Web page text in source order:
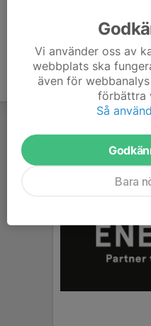
Vi använder oss av
webbplats ska
även för
förbättra
Så
Bara